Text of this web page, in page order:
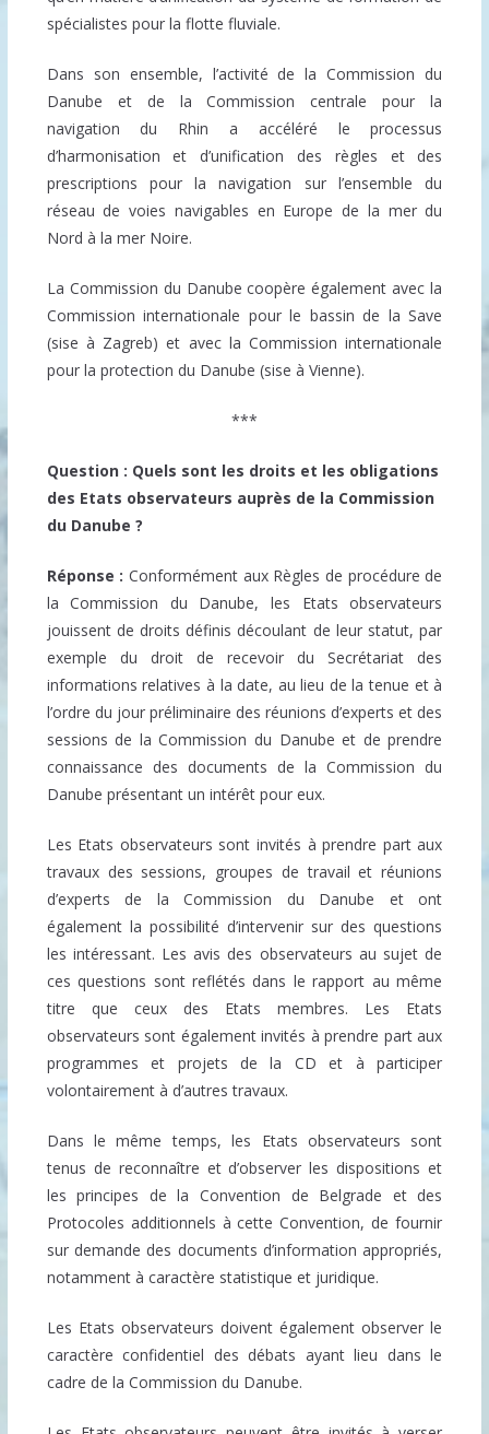
spécialistes pour la flotte fluviale.
Dans son ensemble, l’activité de la Commission du
Danube et de la Commission centrale pour la
navigation du Rhin a accéléré le processus
d’harmonisation et d’unification des règles et des
prescriptions pour la navigation sur l’ensemble du
réseau de voies navigables en Europe de la mer du
Nord à la mer Noire.
La Commission du Danube coopère également avec la
Commission internationale pour le bassin de la Save
(sise à Zagreb) et avec la Commission internationale
pour la protection du Danube (sise à Vienne).
***
Question : Quels sont les droits et les obligations
des Etats observateurs auprès de la Commission
du Danube ?
Réponse :Conformément aux Règles de procédure de
la Commission du Danube, les Etats observateurs
jouissent de droits définis découlant de leur statut, par
exemple du droit de recevoir du Secrétariat des
informations relatives à la date, au lieu de la tenue et à
l’ordre du jour préliminaire des réunions d’experts et des
sessions de la Commission du Danube et de prendre
connaissance des documents de la Commission du
Danube présentant un intérêt pour eux.
Les Etats observateurs sont invités à prendre part aux
travaux des sessions, groupes de travail et réunions
d’experts de la Commission du Danube et ont
également la possibilité d’intervenir sur des questions
les intéressant. Les avis des observateurs au sujet de
ces questions sont reflétés dans le rapport au même
titre que ceux des Etats membres. Les Etats
observateurs sont également invités à prendre part aux
programmes et projets de la CD et à participer
volontairement à d’autres travaux.
Dans le même temps, les Etats observateurs sont
tenus de reconnaître et d’observer les dispositions et
les principes de la Convention de Belgrade et des
Protocoles additionnels à cette Convention, de fournir
sur demande des documents d’information appropriés,
notamment à caractère statistique et juridique.
Les Etats observateurs doivent également observer le
caractère confidentiel des débats ayant lieu dans le
cadre de la Commission du Danube.